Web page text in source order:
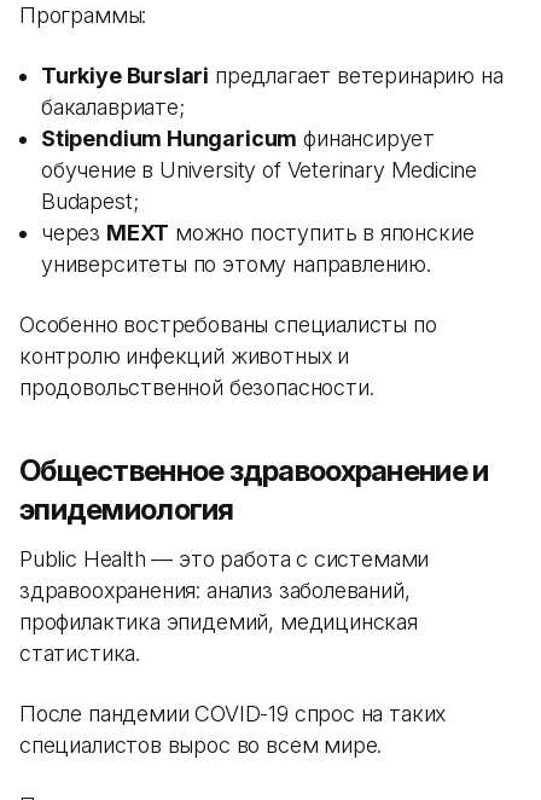
Программы:
Turkiye Burslari предлагает ветеринарию на
бакалавриате;
Stipendium Hungaricum финансирует
обучение в University of Veterinary Medicine
Budapest;
через MEXT можно поступить в японские
университеты по этому направлению.
Особенно востребованы специалисты по
контролю инфекций животных и
продовольственной безопасности.
Общественное здравоохранение и
эпидемиология
Public Health — это работа с системами
здравоохранения: анализ заболеваний,
профилактика эпидемий, медицинская
статистика.
После пандемии COVID-19 спрос на таких
специалистов вырос во всем мире.